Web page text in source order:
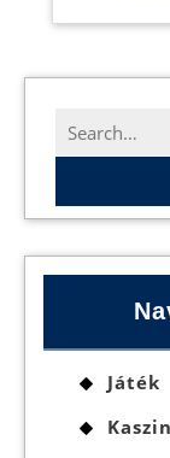
Search
for:
Játék